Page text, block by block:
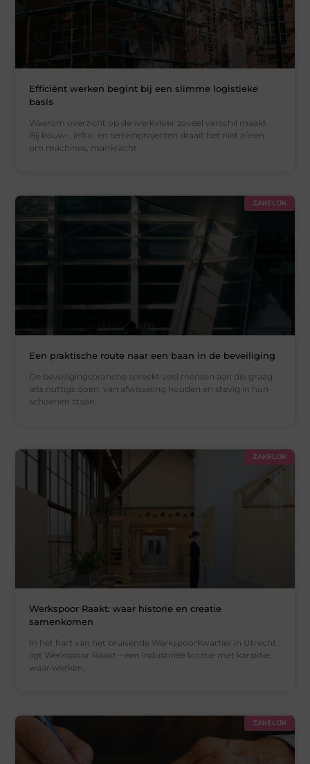
Efficiënt werken begint bij een slimme logistieke
basis
Waarom overzicht op de werkvloer zoveel verschil maakt
Bij bouw-, infra- en terreinprojecten draait het niet alleen
om machines, mankracht
ZAKELIJK
Een praktische route naar een baan in de beveiliging
De beveiligingsbranche spreekt veel mensen aan die graag
iets nuttigs doen, van afwisseling houden en stevig in hun
schoenen staan.
ZAKELIJK
Werkspoor Raakt: waar historie en creatie
samenkomen
In het hart van het bruisende Werkspoorkwartier in Utrecht
ligt Werkspoor Raakt – een industriële locatie met karakter,
waar werken,
ZAKELIJK